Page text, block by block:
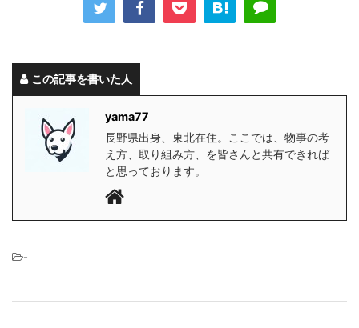
この記事を書いた人
yama77
長野県出身、東北在住。ここでは、物事の考
え方、取り組み方、を皆さんと共有できれば
と思っております。
-